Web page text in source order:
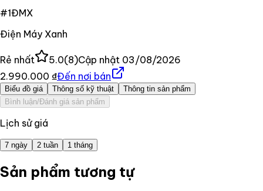
#1ĐMX
Điện Máy Xanh
Rẻ nhất 5.0(8)Cập nhật 03/08/2026
2.990.000 ₫Đến nơi bán
Biểu đồ giá Thông số kỹ thuật
Thông tin sản phẩm
Bình luận/Đánh giá sản phẩm
Lịch sử giá
7 ngày 2 tuần 1 tháng
Sản phẩm tương tự